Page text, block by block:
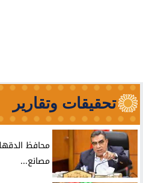
تحقيقات وتقارير
محافظ
مصانع...